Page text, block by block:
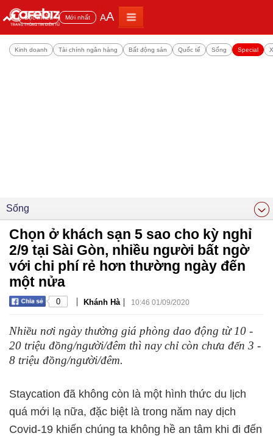
Đọc nhiều Mới nhất AA
Kinh doanh Tài chính ngân hàng Bất động sản Quốc tế Sống Special
Sống
Chọn ở khách sạn 5 sao cho kỳ nghỉ
2/9 tại Sài Gòn, nhiều người bất ngờ
với chi phí rẻ hơn thường ngày đến
một nửa
0 | Khánh Hà | 10:46 01/09/2020
Nhiều nơi ngày thường giá phòng dao động từ 10 -
20 triệu đồng/người/đêm thì nay chỉ còn chưa đến 3 -
8 triệu đồng/người/đêm.
Staycation đã không còn là một hình thức du lịch
quá mới lạ nữa, đặc biệt là trong năm nay dịch
Covid-19 khiến chúng ta không hề an tâm khi đi đến